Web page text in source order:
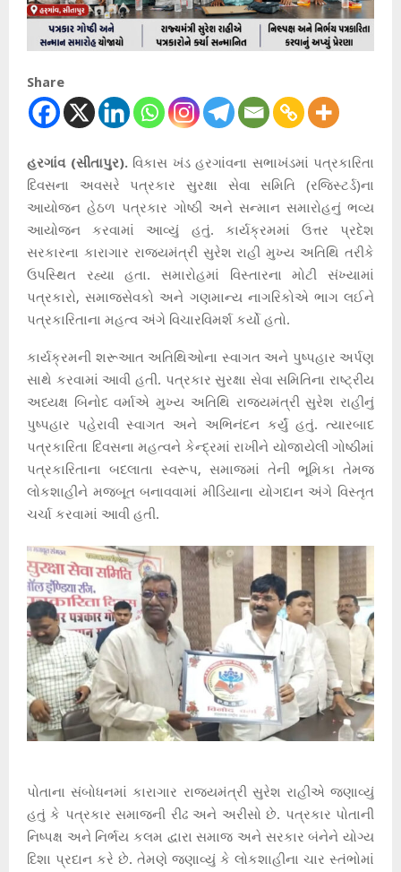
Share
હરગાંવ (સીતાપુર).વિકાસ ખંડ હરગાંવના સભાખંડમાં પત્રકારિતા
દિવસના અવસરે પત્રકાર સુરક્ષા સેવા સમિતિ (રજિસ્ટર્ડ)ના
આયોજન હેઠળ પત્રકાર ગોષ્ઠી અને સન્માન સમારોહનું ભવ્ય
આયોજન કરવામાં આવ્યું હતું. કાર્યક્રમમાં ઉત્તર પ્રદેશ
સરકારના કારાગાર રાજ્યમંત્રી સુરેશ રાહી મુખ્ય અતિથિ તરીકે
ઉપસ્થિત રહ્યા હતા. સમારોહમાં વિસ્તારના મોટી સંખ્યામાં
પત્રકારો, સમાજસેવકો અને ગણમાન્ય નાગરિકોએ ભાગ લઈને
પત્રકારિતાના મહત્વ અંગે વિચારવિમર્શ કર્યો હતો.
કાર્યક્રમની શરૂઆત અતિથિઓના સ્વાગત અને પુષ્પહાર અર્પણ
સાથે કરવામાં આવી હતી. પત્રકાર સુરક્ષા સેવા સમિતિના રાષ્ટ્રીય
અધ્યક્ષ બિનોદ વર્માએ મુખ્ય અતિથિ રાજ્યમંત્રી સુરેશ રાહીનું
પુષ્પહાર પહેરાવી સ્વાગત અને અભિનંદન કર્યું હતું. ત્યારબાદ
પત્રકારિતા દિવસના મહત્વને કેન્દ્રમાં રાખીને યોજાયેલી ગોષ્ઠીમાં
પત્રકારિતાના બદલાતા સ્વરૂપ, સમાજમાં તેની ભૂમિકા તેમજ
લોકશાહીને મજબૂત બનાવવામાં મીડિયાના યોગદાન અંગે વિસ્તૃત
ચર્ચા કરવામાં આવી હતી.
પોતાના સંબોધનમાં કારાગાર રાજ્યમંત્રી સુરેશ રાહીએ જણાવ્યું
હતું કે પત્રકાર સમાજની રીઢ અને અરીસો છે. પત્રકાર પોતાની
નિષ્પક્ષ અને નિર્ભય કલમ દ્વારા સમાજ અને સરકાર બંનેને યોગ્ય
દિશા પ્રદાન કરે છે. તેમણે જણાવ્યું કે લોકશાહીના ચાર સ્તંભોમાં